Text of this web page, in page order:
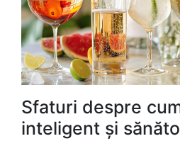
Sfaturi despre
inteligent și